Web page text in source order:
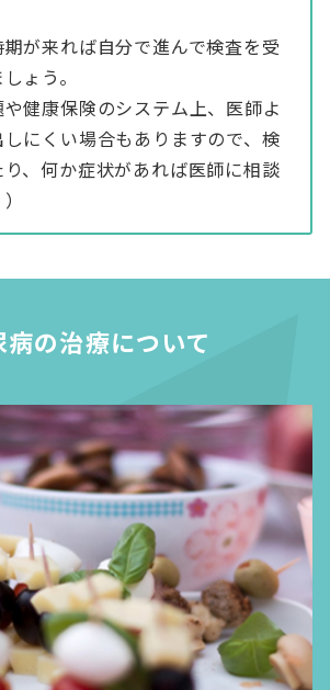
が来れば自分で進んで検査を受
ょう。
や健康保険のシステム上、医師よ
にくい場合もありますので、検
、何か症状があれば医師に相談
病の治療について